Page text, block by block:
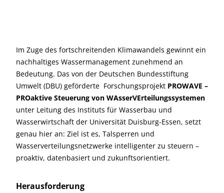
Im Zuge des fortschreitenden Klimawandels gewinnt ein
nachhaltiges Wassermanagement zunehmend an
Bedeutung. Das von der Deutschen Bundesstiftung
Umwelt (DBU) geförderte Forschungsprojekt PROWAVE –
PROaktive Steuerung von WAsserVErteilungssystemen
unter Leitung des Instituts für Wasserbau und
Wasserwirtschaft der Universität Duisburg-Essen, setzt
genau hier an: Ziel ist es, Talsperren und
Wasserverteilungsnetzwerke intelligenter zu steuern –
proaktiv, datenbasiert und zukunftsorientiert.
Herausforderung